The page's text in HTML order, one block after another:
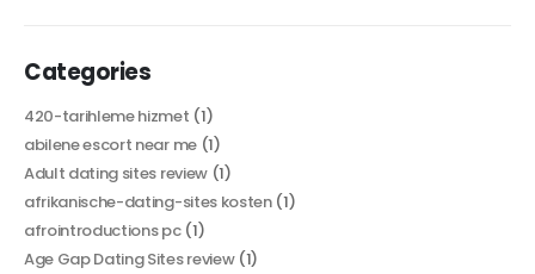
Categories
420-tarihleme hizmet (1)
abilene escort near me(1)
Adult dating sites review(1)
afrikanische-dating-sites kosten(1)
afrointroductions pc(1)
Age Gap Dating Sites review(1)